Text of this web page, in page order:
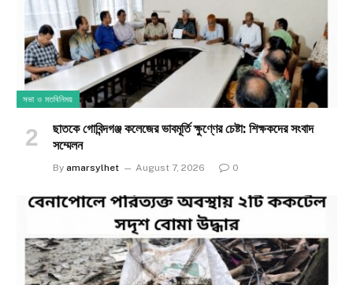
সভা ও মতবিনিময়
ছাতকে গোবিন্দগঞ্জ কলেজের ভাবমূর্তি ক্ষুণ্ণের চেষ্টা: শিক্ষকদের সংবাদ
সম্মেলন
By amarsylhet August 7, 2026 0